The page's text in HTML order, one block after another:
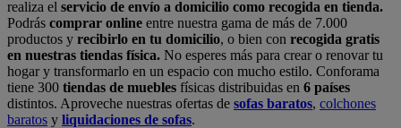
realiza el servicio de envío a domicilio como recogida en tienda.
Podrás comprar online entre nuestra gama de más de 7.000
productos y recibirlo en tu domicilio, o bien con recogida gratis
en nuestras tiendas física. No esperes más para crear o renovar tu
hogar y transformarlo en un espacio con mucho estilo. Conforama
tiene 300 tiendas de muebles físicas distribuidas en 6 países
distintos. Aproveche nuestras ofertas de sofas baratos, colchones
baratos y liquidaciones de sofas.